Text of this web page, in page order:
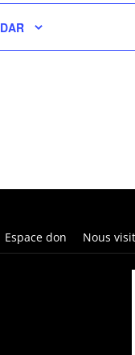
Espace don Nous